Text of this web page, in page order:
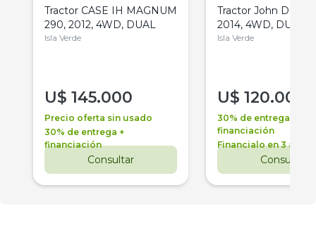
Tractor CASE IH MAGNUM
290, 2012, 4WD, DUAL
Isla Verde
U$ 145.000
Precio oferta sin usado
30% de entrega +
financiación
Consultar
Tractor John Deere
2014, 4WD, DUAL
Isla Verde
U$ 120.000
30% de entrega +
financiación
Financialo en 3 años
Consultar